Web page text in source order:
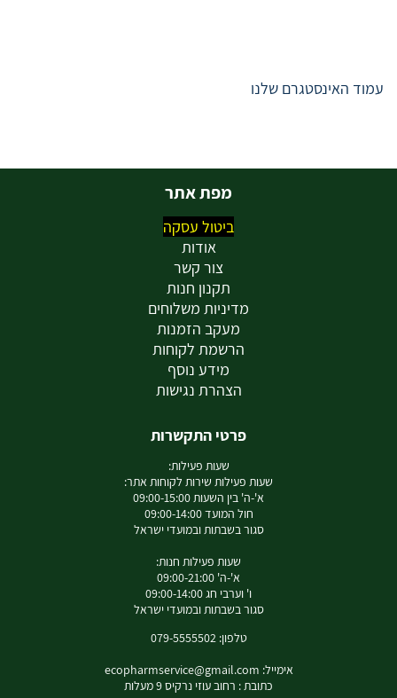
עמוד האינסטגרם שלנו
מפת אתר
ביטול עסקה
אודות
צור קשר
תקנון חנות
מדיניות משלוחים
מעקב הזמנות
הרשמת לקוחות
מידע נוסף
הצהרת נגישות
פרטי התקשרות
שעות פעילות:
שעות פעילות שירות לקוחות אתר:
א'-ה' בין השעות 09:00-15:00
חול המועד 09:00-14:00
סגור בשבתות ובמועדי ישראל
שעות פעילות חנות:
א'-ה' 09:00-21:00
ו' וערבי חג 09:00-14:00
סגור בשבתות ובמועדי ישראל
טלפון: 079-5555502
אימייל: ecopharmservice@gmail.com
כתובת : רחוב עוזי נרקיס 9 מעלות